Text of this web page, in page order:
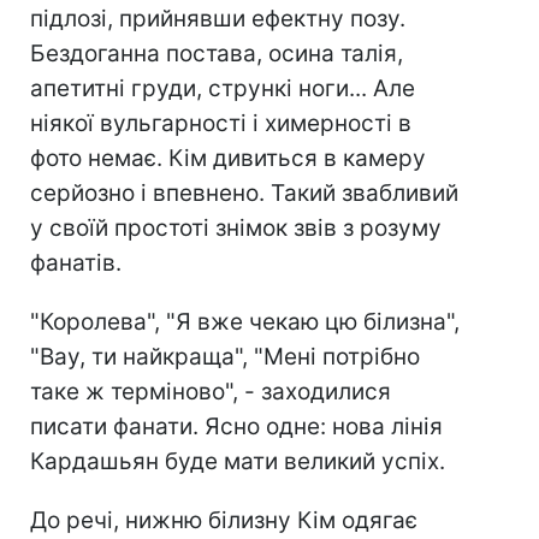
підлозі, прийнявши ефектну позу.
Бездоганна постава, осина талія,
апетитні груди, стрункі ноги... Але
ніякої вульгарності і химерності в
фото немає. Кім дивиться в камеру
серйозно і впевнено. Такий звабливий
у своїй простоті знімок звів з розуму
фанатів.
"Королева", "Я вже чекаю цю білизна",
"Вау, ти найкраща", "Мені потрібно
таке ж терміново", - заходилися
писати фанати. Ясно одне: нова лінія
Кардашьян буде мати великий успіх.
До речі, нижню білизну Кім одягає